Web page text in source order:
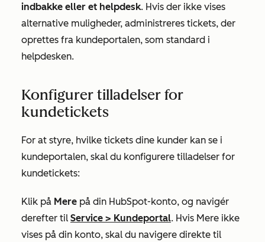
indbakke eller et helpdesk. Hvis der ikke vises
alternative muligheder, administreres tickets, der
oprettes fra kundeportalen, som standard i
helpdesken.
Konfigurer tilladelser for
kundetickets
For at styre, hvilke tickets dine kunder kan se i
kundeportalen, skal du konfigurere tilladelser for
kundetickets:
Klik på Mere på din HubSpot-konto, og navigér
derefter til Service > Kundeportal. Hvis Mere ikke
vises på din konto, skal du navigere direkte til